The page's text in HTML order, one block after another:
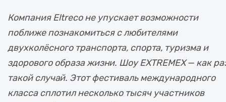
Компания Eltreco не упускает возможности
поближе познакомиться с любителями
двухколёсного транспорта, спорта, туризма и
здорового образа жизни. Шоу EXTREMEX — как
такой случай. Этот фестиваль международного
класса сплотил несколько тысяч участников